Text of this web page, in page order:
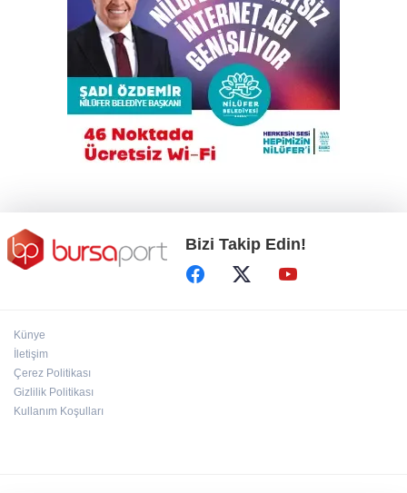
İznik Gölü'ne düşen genç hayatını kaybetti
Büyükşehir’den İnegöl’e ulaşım hamlesi
TEKNOSAB KOBİ OSB tanıtıldı
Bizi Takip Edin!
Künye
İletişim
Çerez Politikası
Gizlilik Politikası
Kullanım Koşulları